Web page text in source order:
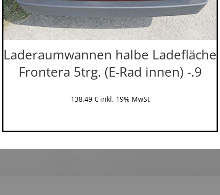
Laderaumwannen halbe Ladefläche
Frontera 5trg. (E-Rad innen) -.9
138,49 € inkl. 19% MwSt